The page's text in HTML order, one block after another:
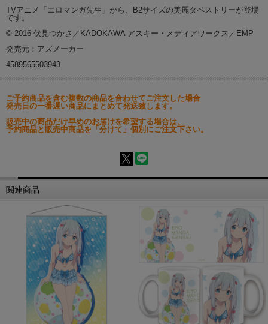
TVアニメ「エロマンガ先生」から、B2サイズの美麗タペストリーが登場
です。
© 2016 伏見つかさ／KADOKAWA アスキー・メディアワークス／EMP
発売元：アズメーカー
4589565503943
ご予約商品を含む複数の商品を合わせてご注文した場合
発売日の一番遅い商品にまとめて発送致します。
販売中の商品だけ早めのお届けを希望する場合は、
予約商品と販売中商品を「分けて」個別にご注文下さい。
関連商品